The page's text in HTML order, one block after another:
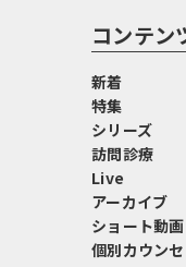
コンテン
新着
特集
シリーズ
訪問診療
Live
アーカイブ
ショート動画
個別カウン